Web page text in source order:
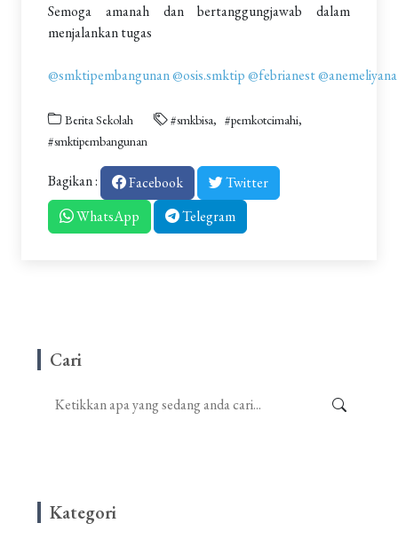
Semoga amanah dan bertanggungjawab dalam
menjalankan tugas
@smktipembangunan@osis.smktip@febrianest@anemeliyana
Berita Sekolah #smkbisa
#pemkotcimahi
#smktipembangunan
Bagikan : Facebook
Twitter
WhatsApp
Telegram
Cari
Kategori